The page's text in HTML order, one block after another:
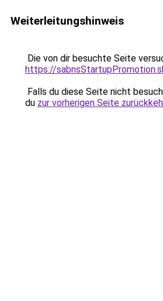
Weiterleitungshinweis
Die von dir besuchte Seite
https://
Falls du diese Seite nicht
du zur vorherigen Seite